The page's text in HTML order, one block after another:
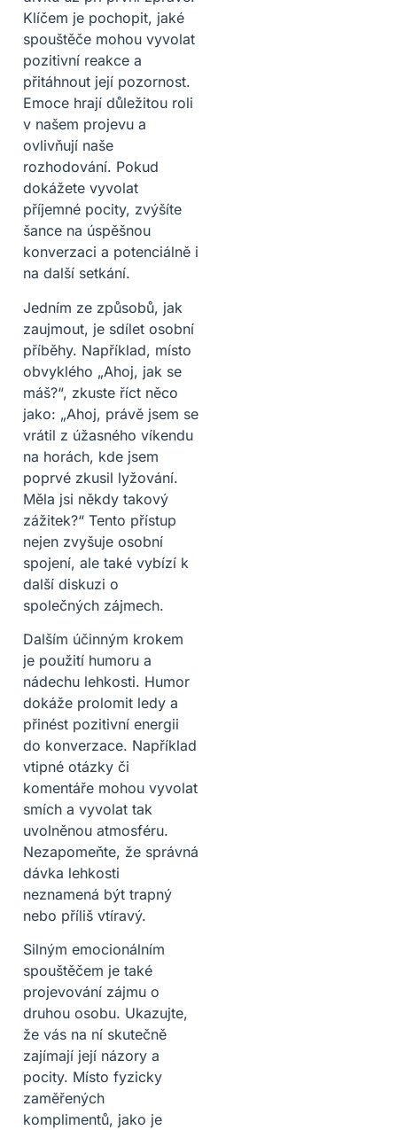
Klíčem je pochopit, jaké
spouštěče mohou vyvolat
pozitivní reakce a
přitáhnout její pozornost.
Emoce hrají důležitou roli
v našem projevu a
ovlivňují naše
rozhodování. Pokud
dokážete vyvolat
příjemné pocity, zvýšíte
šance na úspěšnou
konverzaci a potenciálně i
na další setkání.
Jedním ze způsobů, jak
zaujmout, je sdílet osobní
příběhy. Například, místo
obvyklého „Ahoj, jak se
máš?“, zkuste říct něco
jako: „Ahoj, právě jsem se
vrátil z úžasného víkendu
na horách, kde jsem
poprvé zkusil lyžování.
Měla jsi někdy takový
zážitek?“ Tento přístup
nejen zvyšuje osobní
spojení, ale také vybízí k
další diskuzi o
společných zájmech.
Dalším účinným krokem
je použití humoru a
nádechu lehkosti. Humor
dokáže prolomit ledy a
přinést pozitivní energii
do konverzace. Například
vtipné otázky či
komentáře mohou vyvolat
smích a vyvolat tak
uvolněnou atmosféru.
Nezapomeňte, že správná
dávka lehkosti
neznamená být trapný
nebo příliš vtíravý.
Silným emocionálním
spouštěčem je také
projevování zájmu o
druhou osobu. Ukazujte,
že vás na ní skutečně
zajímají její názory a
pocity. Místo fyzicky
zaměřených
komplimentů, jako je